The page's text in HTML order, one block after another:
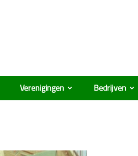
Verenigingen Bedrijven